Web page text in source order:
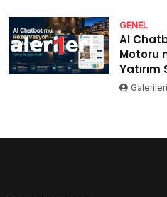
GENEL
AI
Motoru
Galerileri